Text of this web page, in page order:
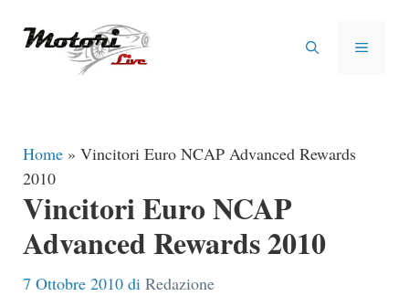
MENU
Home » Vincitori Euro NCAP Advanced Rewards
2010
Vincitori Euro NCAP
Advanced Rewards 2010
7 Ottobre 2010 di Redazione